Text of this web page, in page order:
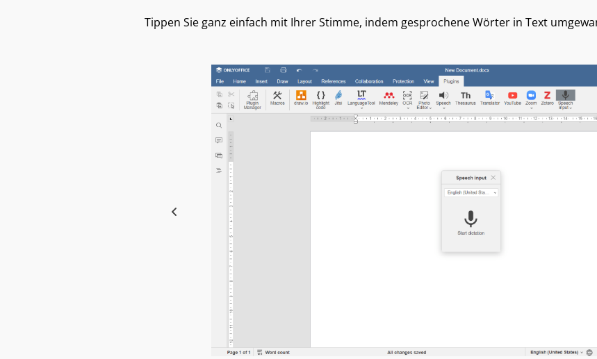
Tippen Sie ganz einfach mit Ihrer Stimme, indem gesprochene Wörter in Text